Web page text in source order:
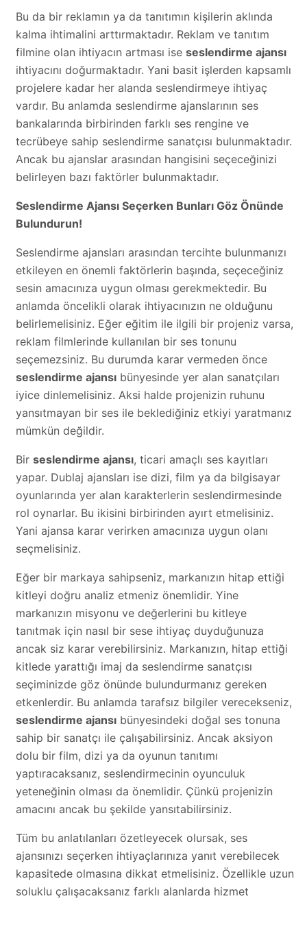
Bu da bir reklamın ya da tanıtımın kişilerin aklında
kalma ihtimalini arttırmaktadır. Reklam ve tanıtım
filmine olan ihtiyacın artması ise seslendirme ajansı
ihtiyacını doğurmaktadır. Yani basit işlerden kapsamlı
projelere kadar her alanda seslendirmeye ihtiyaç
vardır. Bu anlamda seslendirme ajanslarının ses
bankalarında birbirinden farklı ses rengine ve
tecrübeye sahip seslendirme sanatçısı bulunmaktadır.
Ancak bu ajanslar arasından hangisini seçeceğinizi
belirleyen bazı faktörler bulunmaktadır.
Seslendirme Ajansı Seçerken Bunları Göz Önünde
Bulundurun!
Seslendirme ajansları arasından tercihte bulunmanızı
etkileyen en önemli faktörlerin başında, seçeceğiniz
sesin amacınıza uygun olması gerekmektedir. Bu
anlamda öncelikli olarak ihtiyacınızın ne olduğunu
belirlemelisiniz. Eğer eğitim ile ilgili bir projeniz varsa,
reklam filmlerinde kullanılan bir ses tonunu
seçemezsiniz. Bu durumda karar vermeden önce
seslendirme ajansı bünyesinde yer alan sanatçıları
iyice dinlemelisiniz. Aksi halde projenizin ruhunu
yansıtmayan bir ses ile beklediğiniz etkiyi yaratmanız
mümkün değildir.
Bir seslendirme ajansı, ticari amaçlı ses kayıtları
yapar. Dublaj ajansları ise dizi, film ya da bilgisayar
oyunlarında yer alan karakterlerin seslendirmesinde
rol oynarlar. Bu ikisini birbirinden ayırt etmelisiniz.
Yani ajansa karar verirken amacınıza uygun olanı
seçmelisiniz.
Eğer bir markaya sahipseniz, markanızın hitap ettiği
kitleyi doğru analiz etmeniz önemlidir. Yine
markanızın misyonu ve değerlerini bu kitleye
tanıtmak için nasıl bir sese ihtiyaç duyduğunuza
ancak siz karar verebilirsiniz. Markanızın, hitap ettiği
kitlede yarattığı imaj da seslendirme sanatçısı
seçiminizde göz önünde bulundurmanız gereken
etkenlerdir. Bu anlamda tarafsız bilgiler verecekseniz,
seslendirme ajansı bünyesindeki doğal ses tonuna
sahip bir sanatçı ile çalışabilirsiniz. Ancak aksiyon
dolu bir film, dizi ya da oyunun tanıtımı
yaptıracaksanız, seslendirmecinin oyunculuk
yeteneğinin olması da önemlidir. Çünkü projenizin
amacını ancak bu şekilde yansıtabilirsiniz.
Tüm bu anlatılanları özetleyecek olursak, ses
ajansınızı seçerken ihtiyaçlarınıza yanıt verebilecek
kapasitede olmasına dikkat etmelisiniz. Özellikle uzun
soluklu çalışacaksanız farklı alanlarda hizmet